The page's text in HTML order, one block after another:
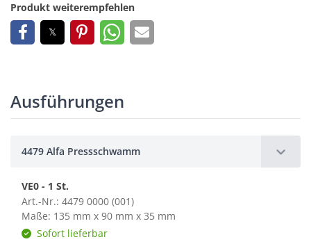
Produkt weiterempfehlen
Ausführungen
4479 Alfa Pressschwamm
VE0 - 1 St.
Art.-Nr.: 4479 0000 (001)
Maße: 135 mm x 90 mm x 35 mm
Sofort lieferbar